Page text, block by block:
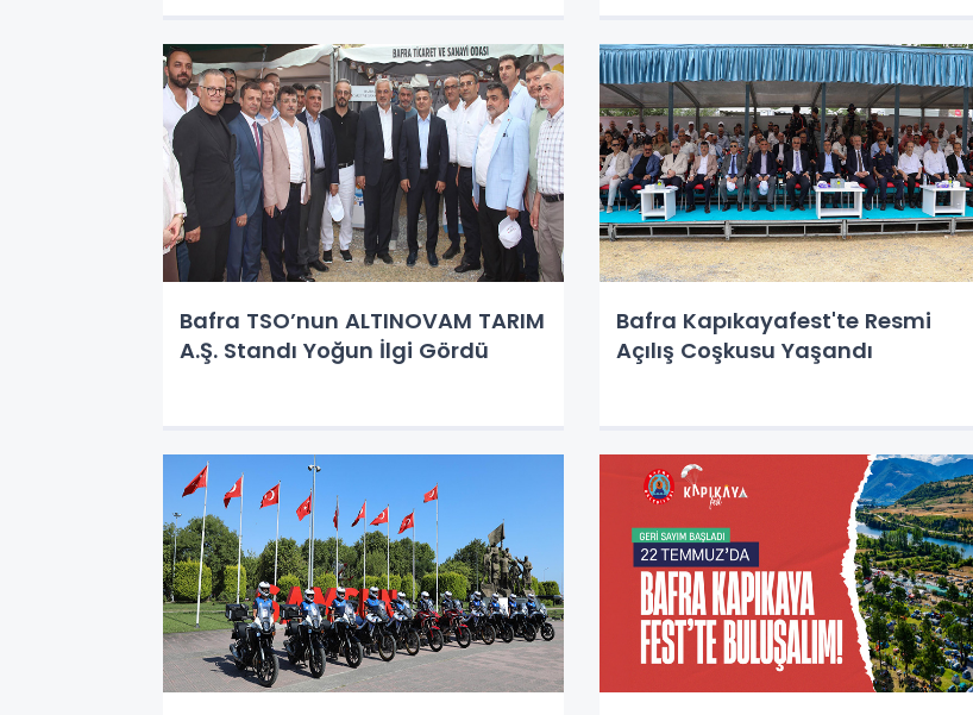
Bafra TSO’nun ALTINOVAM TARIM
A.Ş. Standı Yoğun İlgi Gördü
Bafra Kapıkayafest'te Resmi
Açılış Coşkusu Yaşandı